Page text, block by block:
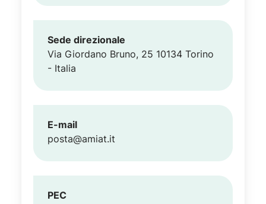
Sede direzionale
Via Giordano Bruno, 25 10134 Torino
- Italia
E-mail
posta@amiat.it
PEC